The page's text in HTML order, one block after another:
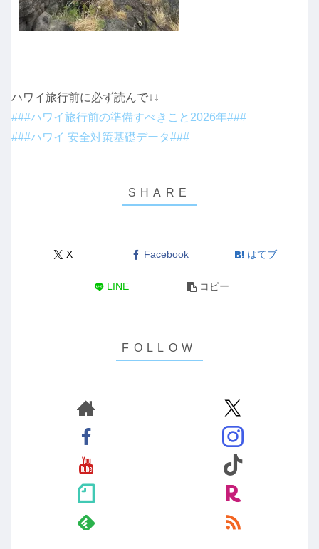
ハワイ旅行前に必ず読んで↓↓
###ハワイ旅行前の準備すべきこと2026年###
###ハワイ 安全対策基礎データ###
X Facebook はてブ
LINE コピー